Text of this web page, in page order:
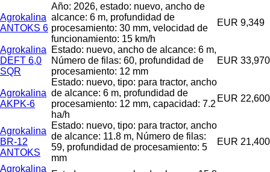
Agrokalina
ANTOKS 6
Año: 2026, estado: nuevo, ancho de
alcance: 6 m, profundidad de
procesamiento: 30 mm, velocidad de
funcionamiento: 15 km/h
EUR 9,349
Agrokalina
DEFT 6,0
SQR
Estado: nuevo, ancho de alcance: 6 m,
Número de filas: 60, profundidad de
procesamiento: 12 mm
EUR 33,970
Agrokalina
AKPK-6
Estado: nuevo, tipo: para tractor, ancho
de alcance: 6 m, profundidad de
procesamiento: 12 mm, capacidad: 7.2
ha/h
EUR 22,600
Agrokalina
BR-12
ANTOKS
Estado: nuevo, tipo: para tractor, ancho
de alcance: 11.8 m, Número de filas:
59, profundidad de procesamiento: 5
mm
EUR 21,400
Agrokalina